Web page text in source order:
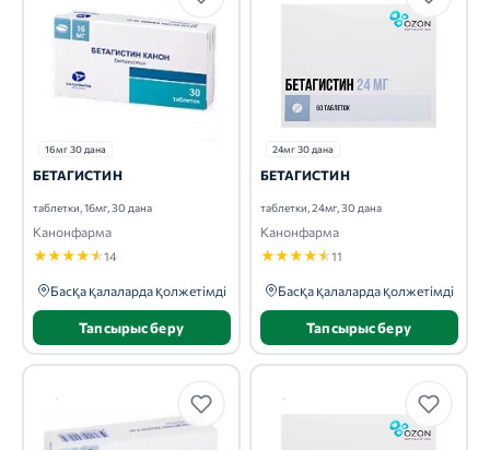
16мг 30 дана
БЕТАГИСТИН
таблетки, 16мг, 30 дана
Канонфарма
★★★★★14
Басқа қалаларда қолжетімді
Тапсырыс беру
24мг 30 дана
БЕТАГИСТИН
таблетки, 24мг, 30 дана
Канонфарма
★★★★★11
Басқа қалаларда қолжетімді
Тапсырыс беру